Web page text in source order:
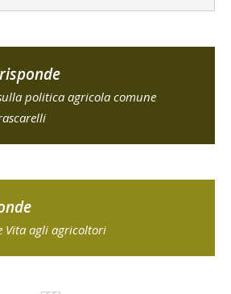
politica agricola comune
Vita agli agricoltori